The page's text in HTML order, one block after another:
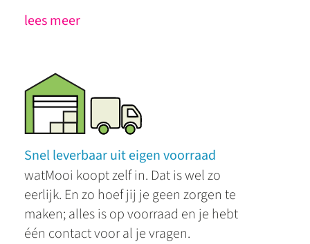
lees meer
Snel leverbaar uit eigen voorraad
watMooi koopt zelf in. Dat is wel zo
eerlijk. En zo hoef jij je geen zorgen te
maken; alles is op voorraad en je hebt
één contact voor al je vragen.